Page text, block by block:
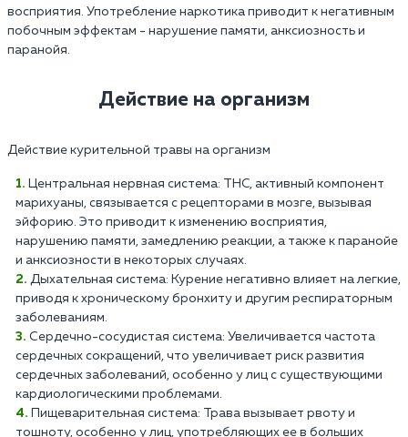
восприятия. Употребление наркотика приводит к негативным
побочным эффектам - нарушение памяти, анксиозность и
паранойя.
Действие на организм
Действие курительной травы на организм
Центральная нервная система: THC, активный компонент
марихуаны, связывается с рецепторами в мозге, вызывая
эйфорию. Это приводит к изменению восприятия,
нарушению памяти, замедлению реакции, а также к паранойе
и анксиозности в некоторых случаях.
Дыхательная система: Курение негативно влияет на легкие,
приводя к хроническому бронхиту и другим респираторным
заболеваниям.
Сердечно-сосудистая система: Увеличивается частота
сердечных сокращений, что увеличивает риск развития
сердечных заболеваний, особенно у лиц с существующими
кардиологическими проблемами.
Пищеварительная система: Трава вызывает рвоту и
тошноту, особенно у лиц, употребляющих ее в больших